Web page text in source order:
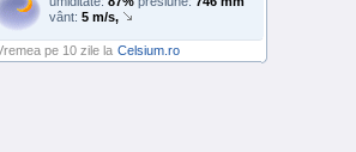
vânt: 5 m/s,
pe 10 zile la Celsium.ro